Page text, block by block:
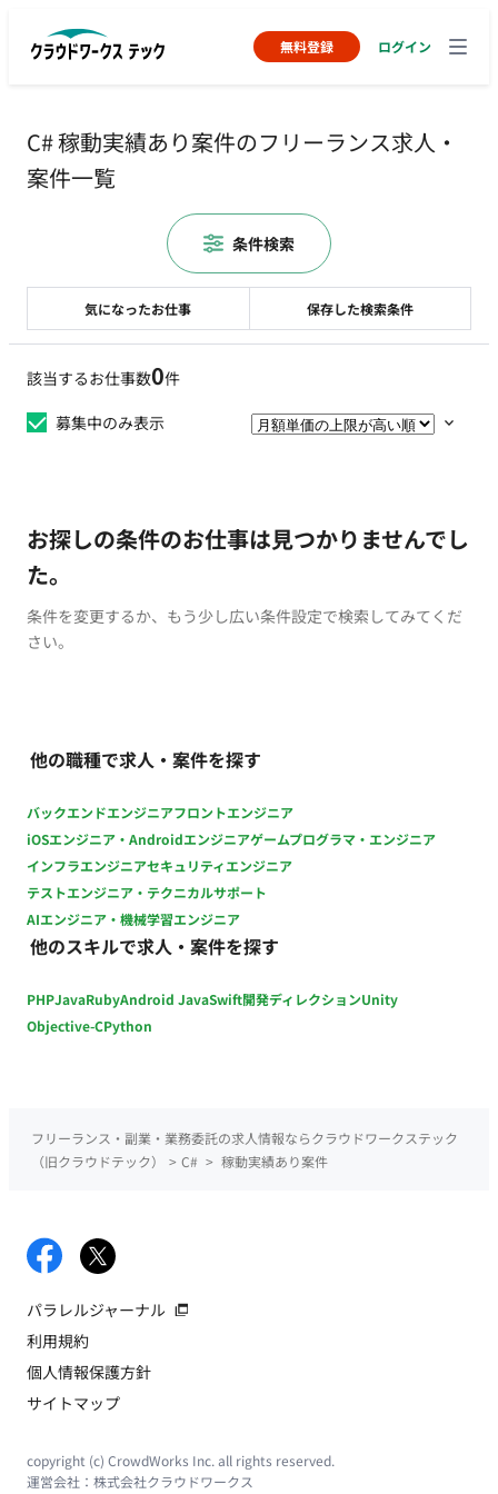
無料登録 ログイン
C# 稼動実績あり案件のフリーランス求人・
案件一覧
該当するお仕事数0件
募集中のみ表示
お探しの条件のお仕事は見つかりませんでし
た。
条件を変更するか、もう少し広い条件設定で検索してみてくだ
さい。
他の職種で求人・案件を探す
バックエンドエンジニアフロントエンジニア
iOSエンジニア・Androidエンジニアゲームプログラマ・エンジニア
インフラエンジニアセキュリティエンジニア
テストエンジニア・テクニカルサポート
AIエンジニア・機械学習エンジニア
他のスキルで求人・案件を探す
PHPJavaRubyAndroid JavaSwift開発ディレクションUnity
Objective-CPython
気になったお仕事 保存した検索条件
条件検索
フリーランス・副業・業務委託の求人情報ならクラウドワークステック
（旧クラウドテック）
> C# > 稼動実績あり案件
パラレルジャーナル
利用規約
個人情報保護方針
サイトマップ
copyright (c) CrowdWorks Inc. all rights reserved.
運営会社： 株式会社クラウドワークス